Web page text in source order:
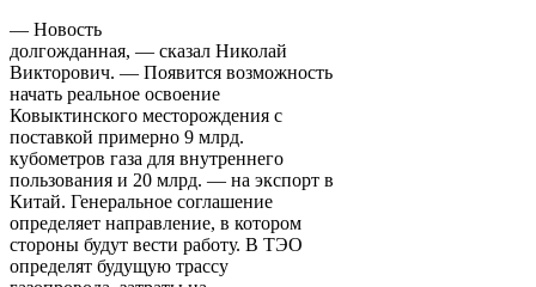
— Новость
долгожданная, — сказал Николай
Викторович. — Появится возможность
начать реальное освоение
Ковыктинского месторождения с
поставкой примерно 9 млрд.
кубометров газа для внутреннего
пользования и 20 млрд. — на экспорт в
Китай. Генеральное соглашение
определяет направление, в котором
стороны будут вести работу. В ТЭО
определят будущую трассу